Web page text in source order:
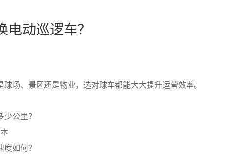
动巡逻车？
场、景区还是物业，选对球车都能大大提升运营效率。
公里？
如何？